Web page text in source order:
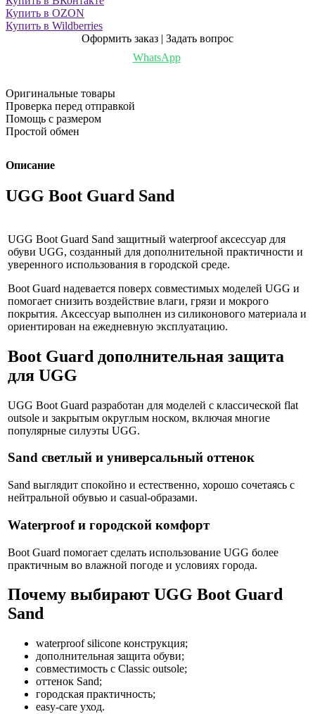
Купить в OZON
Купить в Wildberries
Оформить заказ | Задать вопрос
WhatsApp
Оригинальные товары
Проверка перед отправкой
Помощь с размером
Простой обмен
Описание
UGG Boot Guard Sand
UGG Boot Guard Sand защитный waterproof аксессуар для
обуви UGG, созданный для дополнительной практичности и
уверенного использования в городской среде.
Boot Guard надевается поверх совместимых моделей UGG и
помогает снизить воздействие влаги, грязи и мокрого
покрытия. Аксессуар выполнен из силиконового материала и
ориентирован на ежедневную эксплуатацию.
Boot Guard дополнительная защита
для UGG
UGG Boot Guard разработан для моделей с классической flat
outsole и закрытым округлым носком, включая многие
популярные силуэты UGG.
Sand светлый и универсальный оттенок
Sand выглядит спокойно и естественно, хорошо сочетаясь с
нейтральной обувью и casual-образами.
Waterproof и городской комфорт
Boot Guard помогает сделать использование UGG более
практичным во влажной погоде и условиях города.
Почему выбирают UGG Boot Guard
Sand
waterproof silicone конструкция;
дополнительная защита обуви;
совместимость с Classic outsole;
оттенок Sand;
городская практичность;
easy-care уход.